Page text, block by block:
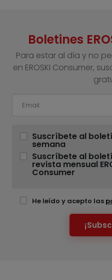
Boletines
Para estar al día y no
en EROSKI Consumer,
Suscríbete al
semana
Suscríbete al
revista mensual
Consumer
He leído y acepto las